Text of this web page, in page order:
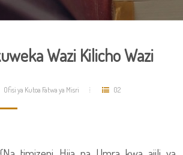
Wazi Kilicho Wazi
Ofisi ya Kutoa Fatwa ya Misri 02